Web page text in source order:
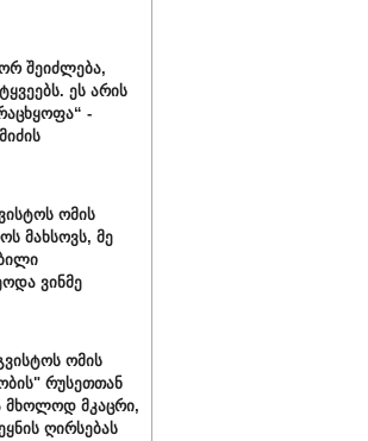
შეიძლება,
ეს არის
-
ომის
მახსოვს, მე
ვინმე
ომის
რუსეთთან
მხოლოდ მკაცრი,
ღირსებას